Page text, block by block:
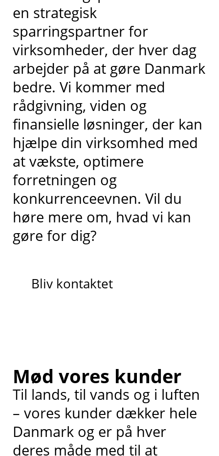
en strategisk
sparringspartner for
virksomheder, der hver dag
arbejder på at gøre Danmark
bedre. Vi kommer med
rådgivning, viden og
finansielle løsninger, der kan
hjælpe din virksomhed med
at vækste, optimere
forretningen og
konkurrenceevnen. Vil du
høre mere om, hvad vi kan
gøre for dig?
Bliv kontaktet
Mød vores kunder
Til lands, til vands og i luften
– vores kunder dækker hele
Danmark og er på hver
deres måde med til at